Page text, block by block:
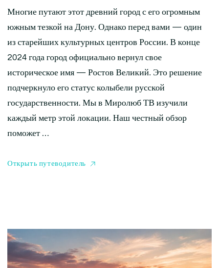
Многие путают этот древний город с его огромным
южным тезкой на Дону. Однако перед вами — один
из старейших культурных центров России. В конце
2024 года город официально вернул свое
историческое имя — Ростов Великий. Это решение
подчеркнуло его статус колыбели русской
государственности. Мы в Миролюб ТВ изучили
каждый метр этой локации. Наш честный обзор
поможет …
Открыть путеводитель